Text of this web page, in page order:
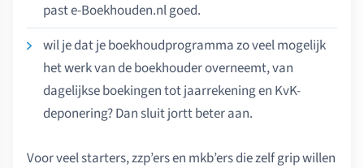
past e-Boekhouden.nl goed.
wil je dat je boekhoudprogramma zo veel mogelijk
het werk van de boekhouder overneemt, van
dagelijkse boekingen tot jaarrekening en KvK-
deponering? Dan sluit jortt beter aan.
Voor veel starters, zzp’ers en mkb’ers die zelf grip willen